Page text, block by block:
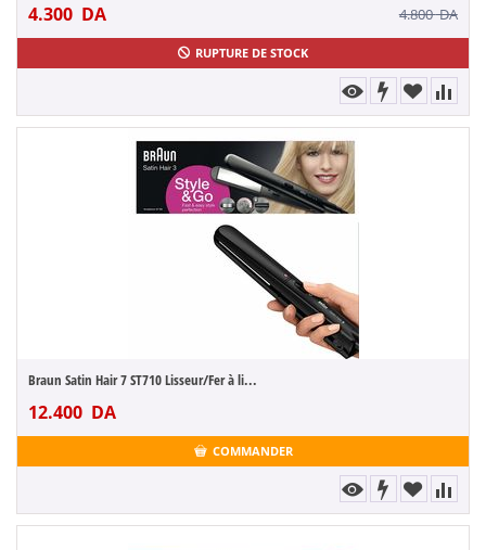
4.300 DA 4.800DA
RUPTURE DE STOCK
Braun Satin Hair 7 ST710 Lisseur/Fer à li...
12.400 DA
COMMANDER